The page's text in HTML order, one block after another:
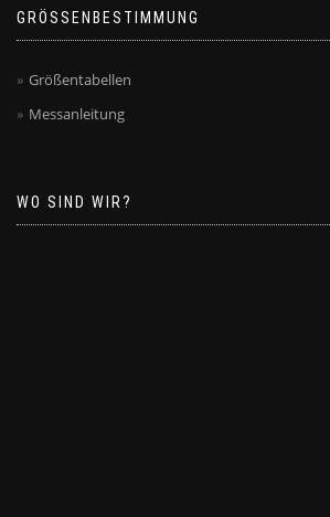
GRÖSSENBESTIMMUNG
Größentabellen
Messanleitung
WO SIND WIR?